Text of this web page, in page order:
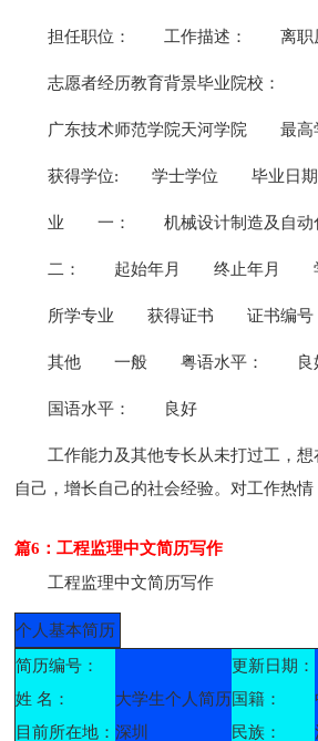
担任职位： 工作描述： 离职
志愿者经历教育背景毕业院校：
广东技术师范学院天河学院 最高
获得学位: 学士学位 毕业日期
业 一： 机械设计制造及自动
二： 起始年月 终止年月
所学专业 获得证书 证书编号
其他 一般 粤语水平： 良
国语水平： 良好
工作能力及其他专长从未打过工，
自己，增长自己的社会经验。对工作热情
篇6：工程监理中文简历写作
工程监理中文简历写作
个人基本简历
简历编号：
更新日期：
姓 名：
大学生个人简历国籍：
目前所在地：深圳 民族：